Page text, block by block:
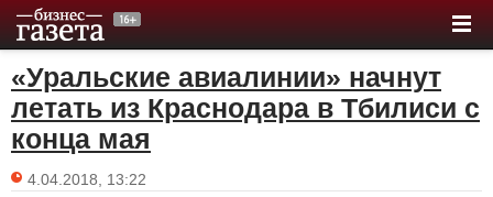
«Уральские авиалинии» начнут
летать из Краснодара в Тбилиси с
конца мая
4.04.2018, 13:22